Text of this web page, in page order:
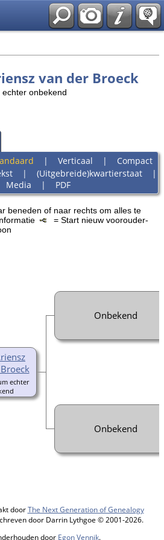
van der Broeck
onbekend
| Verticaal | Compact
| (Uitgebreide)kwartierstaat|
Media | PDF
beneden of naar rechts om alles te
= Start nieuw voorouder-
echter
Onbekend
Onbekend
doorThe Next Generation of Genealogy
door Darrin Lythgoe © 2001-2026.
door Egon Vennik.